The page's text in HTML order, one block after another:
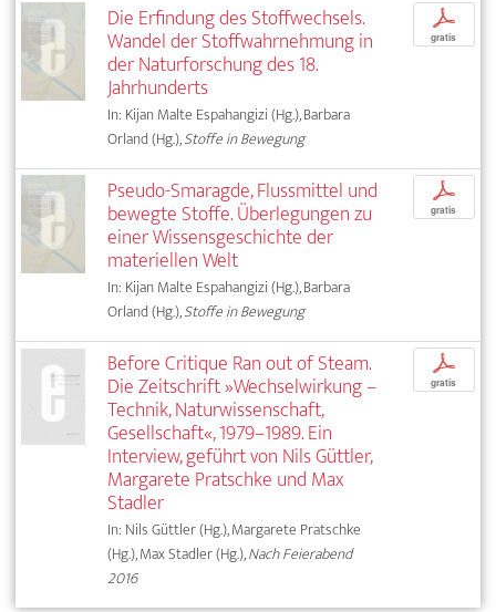
Die Erfindung des Stoffwechsels.
Wandel der Stoffwahrnehmung in
der Naturforschung des 18.
Jahrhunderts
In: Kijan Malte Espahangizi (Hg.), Barbara
Orland (Hg.),Stoffe in Bewegung
p
gratis
Pseudo-Smaragde, Flussmittel und
bewegte Stoffe. Überlegungen zu
einer Wissensgeschichte der
materiellen Welt
In: Kijan Malte Espahangizi (Hg.), Barbara
Orland (Hg.),Stoffe in Bewegung
p
gratis
Before Critique Ran out of Steam.
Die Zeitschrift »Wechselwirkung –
Technik, Naturwissenschaft,
Gesellschaft«, 1979–1989. Ein
Interview, geführt von Nils Güttler,
Margarete Pratschke und Max
Stadler
In: Nils Güttler (Hg.), Margarete Pratschke
(Hg.), Max Stadler (Hg.),Nach Feierabend
2016
p
gratis